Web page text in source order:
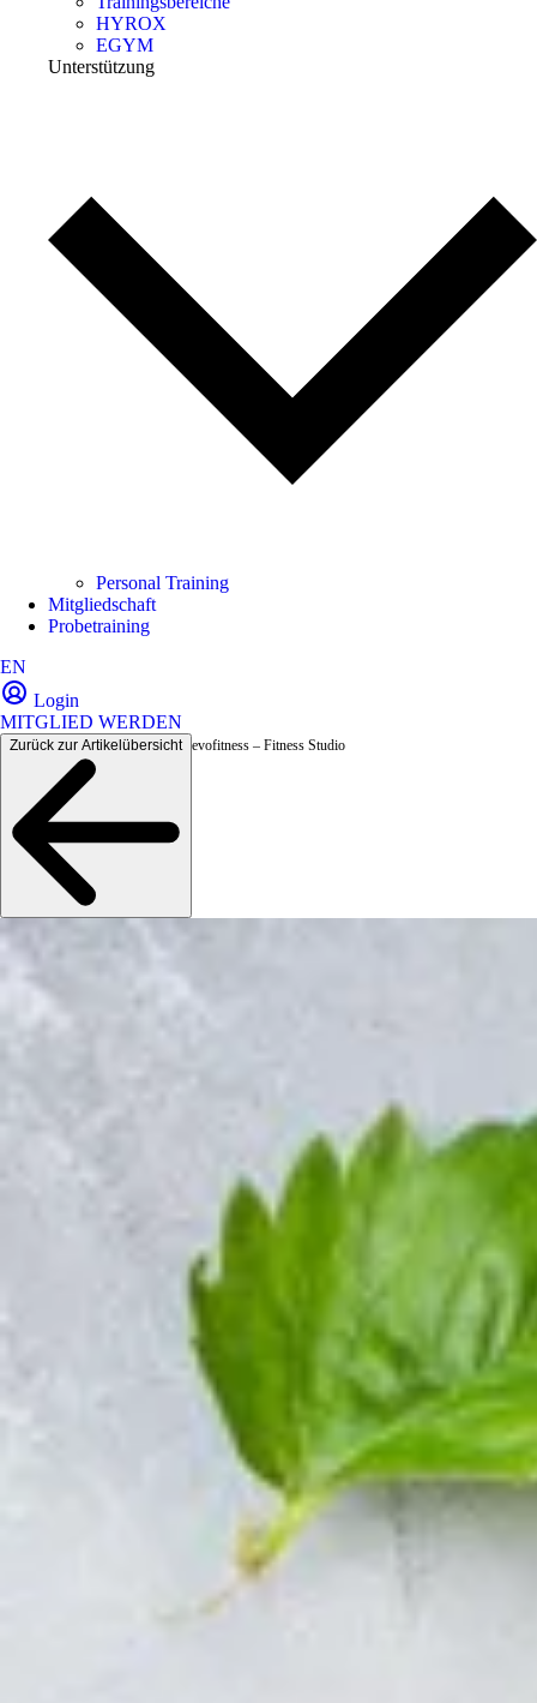
HYROX
EGYM
Unterstützung
Personal Training
Mitgliedschaft
Probetraining
EN
Login
MITGLIED WERDEN
Zurück zur Artikelübersicht evofitness – Fitness Studio